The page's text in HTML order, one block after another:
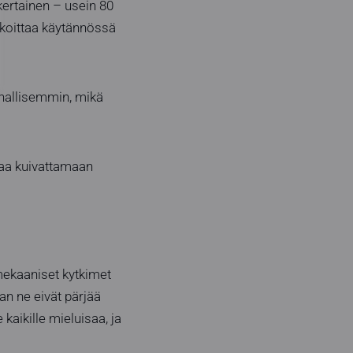
– usein 80
käytännössä
mikä
kuivattamaan
kytkimet
ne eivät pärjää
kaikille mieluisaa, ja